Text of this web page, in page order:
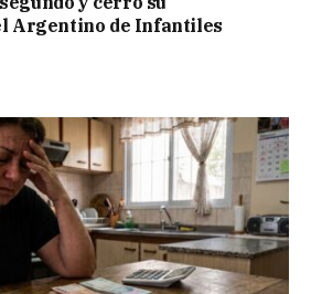
Argentino de Infantiles